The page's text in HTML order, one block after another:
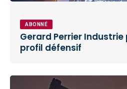
ABONNÉ
Gerard Perrier
profil défensif